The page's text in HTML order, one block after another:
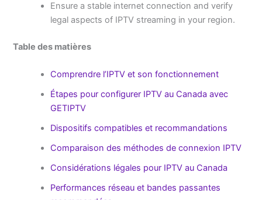
Ensure a stable internet connection and verify
legal aspects of IPTV streaming in your region.
Table des matières
Comprendre l’IPTV et son fonctionnement
Étapes pour configurer IPTV au Canada avec
GETIPTV
Dispositifs compatibles et recommandations
Comparaison des méthodes de connexion IPTV
Considérations légales pour IPTV au Canada
Performances réseau et bandes passantes